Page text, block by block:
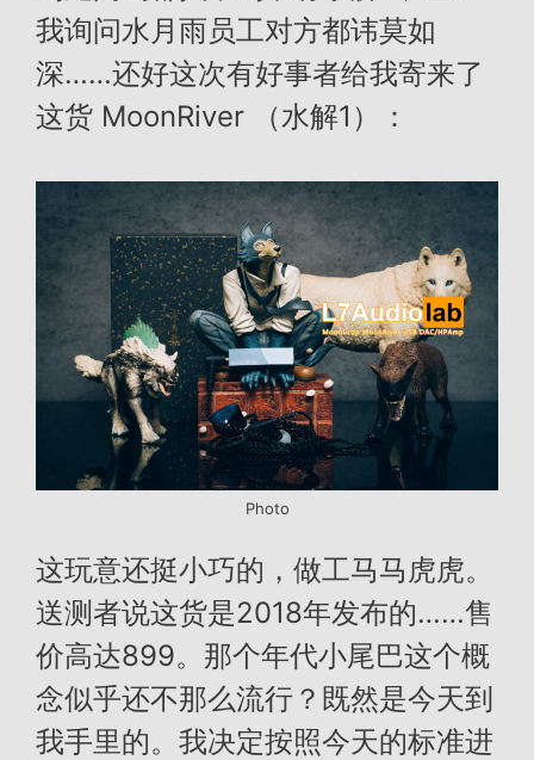
我询问水月雨员工对方都讳莫如
深……还好这次有好事者给我寄来了
这货 MoonRiver （水解1）：
Photo
这玩意还挺小巧的，做工马马虎虎。
送测者说这货是2018年发布的……售
价高达899。那个年代小尾巴这个概
念似乎还不那么流行？既然是今天到
我手里的。我决定按照今天的标准进